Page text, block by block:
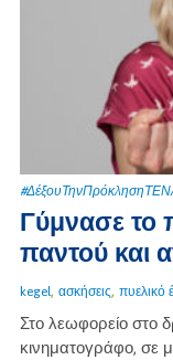
Γύμνασε το
παντού και
kegel, ασκήσεις, πυελικό
Στο λεωφορείο στο
κινηματογράφο, σε